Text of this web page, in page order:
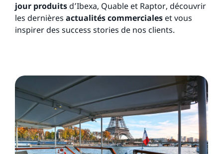
jour produits d’Ibexa, Quable et Raptor, découvrir
les dernières actualités commerciales et vous
inspirer des success stories de nos clients.